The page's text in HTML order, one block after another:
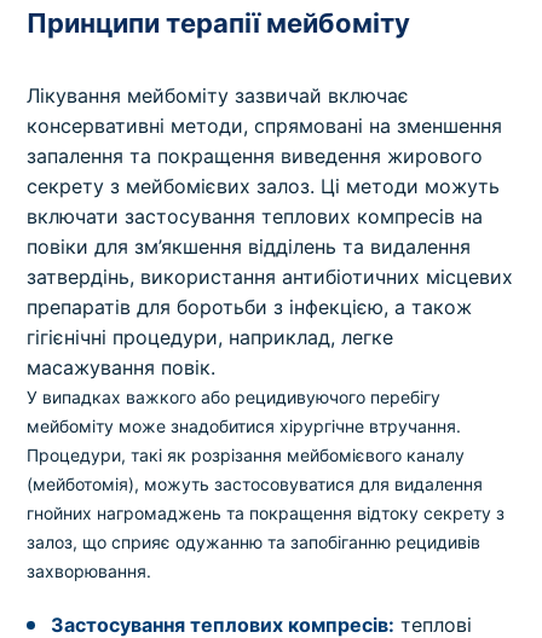
Принципи терапії мейбоміту
Лікування мейбоміту зазвичай включає
консервативні методи, спрямовані на зменшення
запалення та покращення виведення жирового
секрету з мейбомієвих залоз. Ці методи можуть
включати застосування теплових компресів на
повіки для зм’якшення відділень та видалення
затвердінь, використання антибіотичних місцевих
препаратів для боротьби з інфекцією, а також
гігієнічні процедури, наприклад, легке
масажування повік.
У випадках важкого або рецидивуючого перебігу
мейбоміту може знадобитися хірургічне втручання.
Процедури, такі як розрізання мейбомієвого каналу
(мейботомія), можуть застосовуватися для видалення
гнойних нагромаджень та покращення відтоку секрету з
залоз, що сприяє одужанню та запобіганню рецидивів
захворювання.
Застосування теплових компресів: теплові